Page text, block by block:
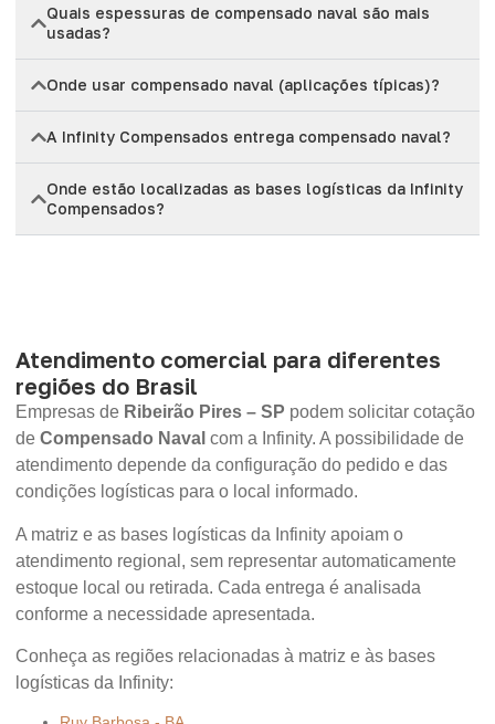
Quais espessuras de compensado naval são mais
usadas?
Onde usar compensado naval (aplicações típicas)?
A Infinity Compensados entrega compensado naval?
Onde estão localizadas as bases logísticas da Infinity
Compensados?
Atendimento comercial para diferentes
regiões do Brasil
Empresas de Ribeirão Pires – SP podem solicitar cotação
de Compensado Naval com a Infinity. A possibilidade de
atendimento depende da configuração do pedido e das
condições logísticas para o local informado.
A matriz e as bases logísticas da Infinity apoiam o
atendimento regional, sem representar automaticamente
estoque local ou retirada. Cada entrega é analisada
conforme a necessidade apresentada.
Conheça as regiões relacionadas à matriz e às bases
logísticas da Infinity: